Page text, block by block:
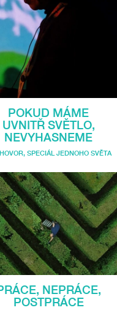
POKUD MÁME
UVNITŘ SVĚTLO,
NEVYHASNEME
, SPECIÁL JEDNOHO SVĚTA
NEPRÁCE,
POSTPRÁCE